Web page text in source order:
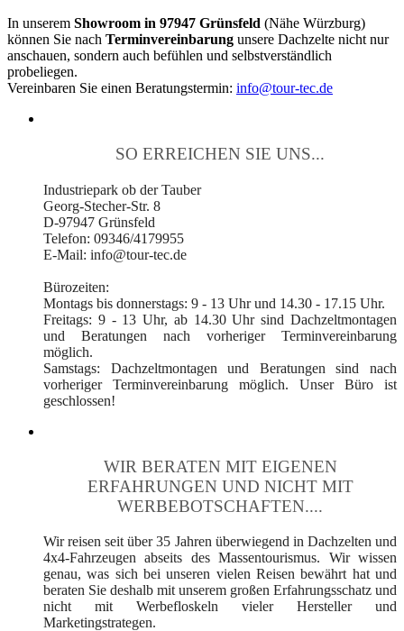
In unserem Showroom in 97947 Grünsfeld (Nähe Würzburg)
können Sie nach Terminvereinbarung unsere Dachzelte nicht nur
anschauen, sondern auch befühlen und selbstverständlich
probeliegen.
Vereinbaren Sie einen Beratungstermin: info@tour-tec.de
SO ERREICHEN SIE UNS...
Industriepark ob der Tauber
Georg-Stecher-Str. 8
D-97947 Grünsfeld
Telefon: 09346/4179955
E-Mail: info@tour-tec.de
Bürozeiten:
Montags bis donnerstags: 9 - 13 Uhr und 14.30 - 17.15 Uhr.
Freitags: 9 - 13 Uhr, ab 14.30 Uhr sind Dachzeltmontagen
und Beratungen nach vorheriger Terminvereinbarung
möglich.
Samstags: Dachzeltmontagen und Beratungen sind nach
vorheriger Terminvereinbarung möglich. Unser Büro ist
geschlossen!
WIR BERATEN MIT EIGENEN
ERFAHRUNGEN UND NICHT MIT
WERBEBOTSCHAFTEN....
Wir reisen seit über 35 Jahren überwiegend in Dachzelten und
4x4-Fahrzeugen abseits des Massentourismus. Wir wissen
genau, was sich bei unseren vielen Reisen bewährt hat und
beraten Sie deshalb mit unserem großen Erfahrungsschatz und
nicht mit Werbefloskeln vieler Hersteller und
Marketingstrategen.